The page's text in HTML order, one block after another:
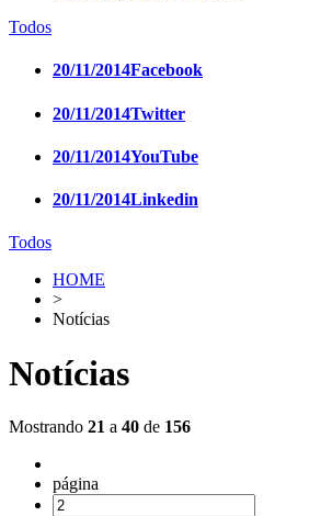
Todos
20/11/2014Facebook
20/11/2014Twitter
20/11/2014YouTube
20/11/2014Linkedin
Todos
HOME
>
Notícias
Notícias
Mostrando 21 a 40 de 156
página